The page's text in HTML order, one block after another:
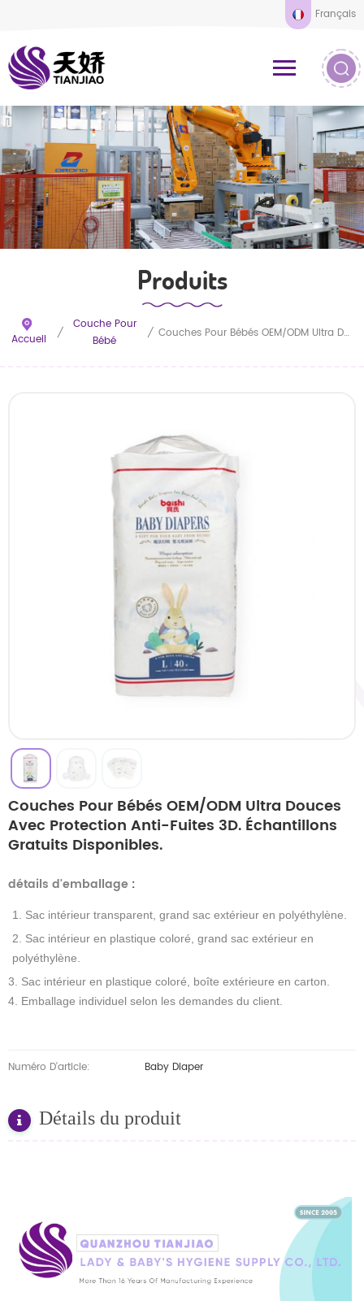
Français
Produits
Accueil /
Couche Pour
Bébé
/ Couches Pour Bébés OEM/ODM Ultra Douces Avec Protection Anti-Fuites 3D. Échantillons Gratuits Disponibles.
Couches Pour Bébés OEM/ODM Ultra Douces
Avec Protection Anti-Fuites 3D. Échantillons
Gratuits Disponibles.
détails d'emballage :
1. Sac intérieur transparent, grand sac extérieur en polyéthylène.
2. Sac intérieur en plastique coloré, grand sac extérieur en
polyéthylène.
3. Sac intérieur en plastique coloré, boîte extérieure en carton.
4. Emballage individuel selon les demandes du client.
Numéro D'article: Baby Diaper
Détails du produit